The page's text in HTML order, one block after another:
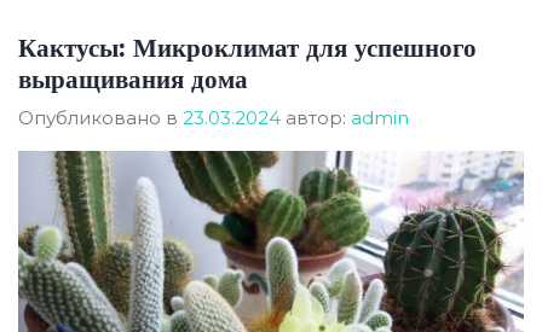
Кактусы: Микроклимат для успешного
выращивания дома
Опубликовано в 23.03.2024 автор: admin